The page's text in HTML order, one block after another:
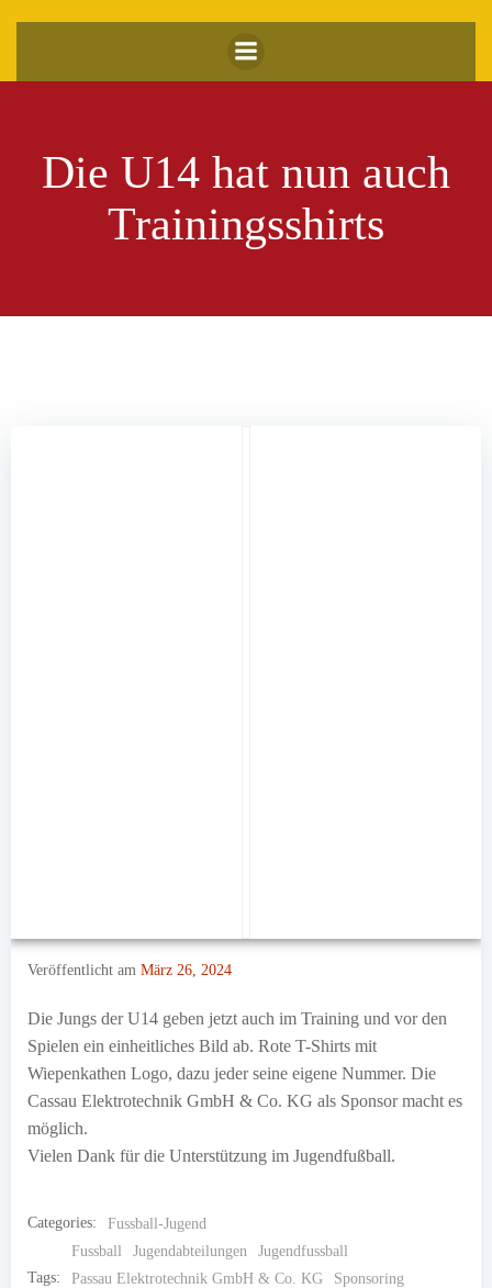
Inhalt
springen
Die U14 hat nun auch
Trainingsshirts
Veröffentlicht am März 26, 2024
Die Jungs der U14 geben jetzt auch im Training und vor den
Spielen ein einheitliches Bild ab. Rote T-Shirts mit
Wiepenkathen Logo, dazu jeder seine eigene Nummer. Die
Cassau Elektrotechnik GmbH & Co. KG als Sponsor macht es
möglich.
Vielen Dank für die Unterstützung im Jugendfußball.
Categories: Fussball-Jugend
Tags:
Fussball Jugendabteilungen
Jugendfussball
Passau Elektrotechnik GmbH & Co. KG
Sponsoring